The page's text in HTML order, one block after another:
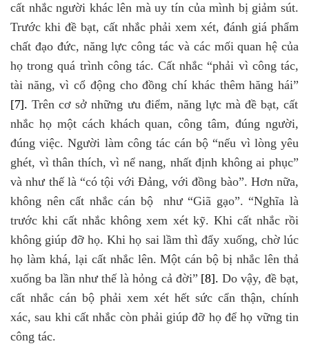
cất nhắc người khác lên mà uy tín của mình bị giảm sút.
Trước khi đề bạt, cất nhắc phải xem xét, đánh giá phẩm
chất đạo đức, năng lực công tác và các mối quan hệ của
họ trong quá trình công tác. Cất nhắc “phải vì công tác,
tài năng, vì cổ động cho đồng chí khác thêm hăng hái”
[7]. Trên cơ sở những ưu điểm, năng lực mà đề bạt, cất
nhắc họ một cách khách quan, công tâm, đúng người,
đúng việc. Người làm công tác cán bộ “nếu vì lòng yêu
ghét, vì thân thích, vì nể nang, nhất định không ai phục”
và như thế là “có tội với Đảng, với đồng bào”. Hơn nữa,
không nên cất nhắc cán bộ như “Giã gạo”. “Nghĩa là
trước khi cất nhắc không xem xét kỹ. Khi cất nhắc rồi
không giúp đỡ họ. Khi họ sai lầm thì đẩy xuống, chờ lúc
họ làm khá, lại cất nhắc lên. Một cán bộ bị nhắc lên thả
xuống ba lần như thế là hỏng cả đời” [8]. Do vậy, đề bạt,
cất nhắc cán bộ phải xem xét hết sức cẩn thận, chính
xác, sau khi cất nhắc còn phải giúp đỡ họ để họ vững tin
công tác.